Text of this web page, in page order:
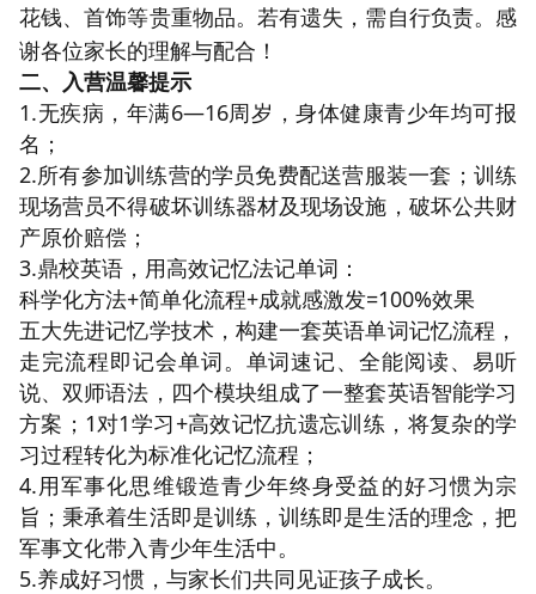
花钱、首饰等贵重物品。若有遗失，需自行负责。感
谢各位家长的理解与配合！
二、入营温馨提示
1.无疾病，年满6—16周岁，身体健康青少年均可报
名；
2.所有参加训练营的学员免费配送营服装一套；训练
现场营员不得破坏训练器材及现场设施，破坏公共财
产原价赔偿；
3.鼎校英语，用高效记忆法记单词：
科学化方法+简单化流程+成就感激发=100%效果
五大先进记忆学技术，构建一套英语单词记忆流程，
走完流程即记会单词。单词速记、全能阅读、易听
说、双师语法，四个模块组成了一整套英语智能学习
方案；1对1学习+高效记忆抗遗忘训练，将复杂的学
习过程转化为标准化记忆流程；
4.用军事化思维锻造青少年终身受益的好习惯为宗
旨；秉承着生活即是训练，训练即是生活的理念，把
军事文化带入青少年生活中。
5.养成好习惯，与家长们共同见证孩子成长。